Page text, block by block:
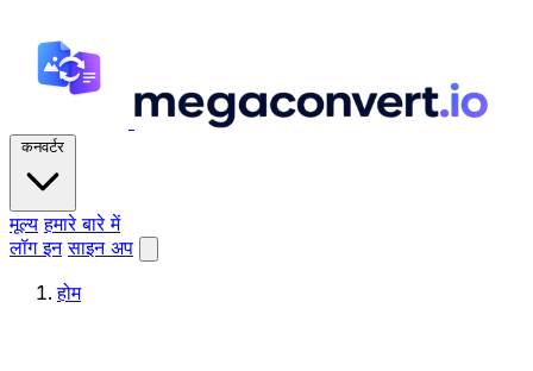
कनवर्टर
मूल्य हमारे बारे में
लॉग इन साइन अप
होम